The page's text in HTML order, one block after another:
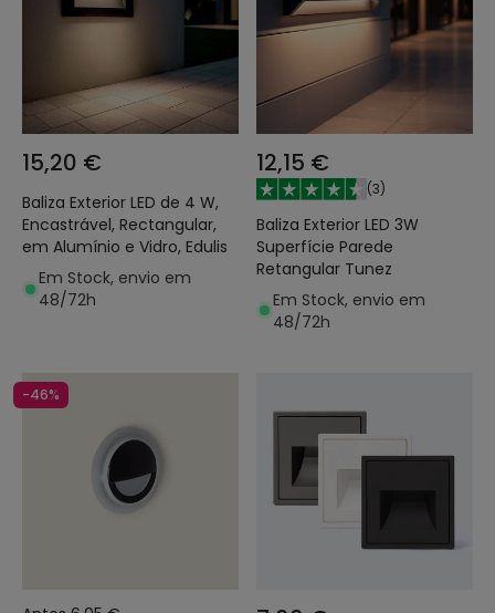
15,20 €
Baliza Exterior LED de 4 W,
Encastrável, Rectangular,
em Alumínio e Vidro, Edulis
Em Stock, envio em
48/72h
12,15 €
(3)
Baliza Exterior LED 3W
Superfície Parede
Retangular Tunez
Em Stock, envio em
48/72h
-46%